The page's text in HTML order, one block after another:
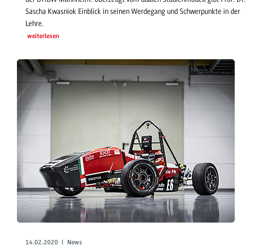
Sascha Kwasniok Einblick in seinen Werdegang und Schwerpunkte in der
Lehre.
weiterlesen
14.02.2020 | News